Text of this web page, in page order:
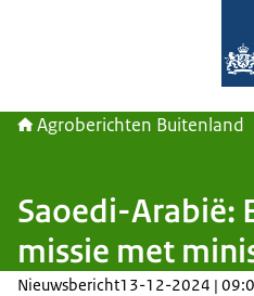
Agroberichten Buitenland
Saoedi-Arabië:
missie met
Nieuwsbericht13-12-2024 |